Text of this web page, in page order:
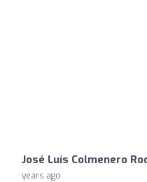
José Luís Colmenero
years ago